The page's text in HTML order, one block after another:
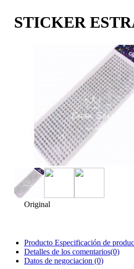
STICKER
Original
Producto Especificación de
Detalles de los comentarios(0)
Datos de negociacion (0)